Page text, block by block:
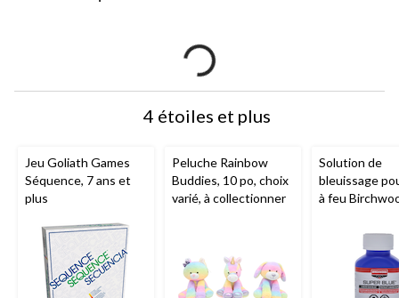
4 étoiles et plus
Jeu Goliath Games
Séquence, 7 ans et
plus
Peluche Rainbow
Buddies, 10 po, choix
varié, à collectionner
Solution de
bleuissage
à feu